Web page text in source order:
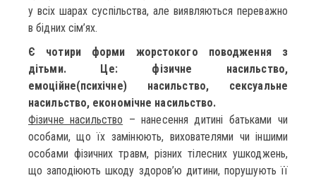
у всіх ша­рах суспільства, але ви­яв­ля­ють­ся пе­ре­важ­но
в бідних сім’ях.
Є чотири форми жорстокого поводження з
дітьми. Це: фізичне насильство,
емоційне(психічне) насильство, сексуальне
насильство, економічне насильство.
Фізичне насильство – нанесення дитині батьками чи
особами, що їх замінюють, вихователями чи іншими
особами фізичних травм, різних тілесних ушкоджень,
що заподіюють шкоду здоров’ю дитини, порушують її